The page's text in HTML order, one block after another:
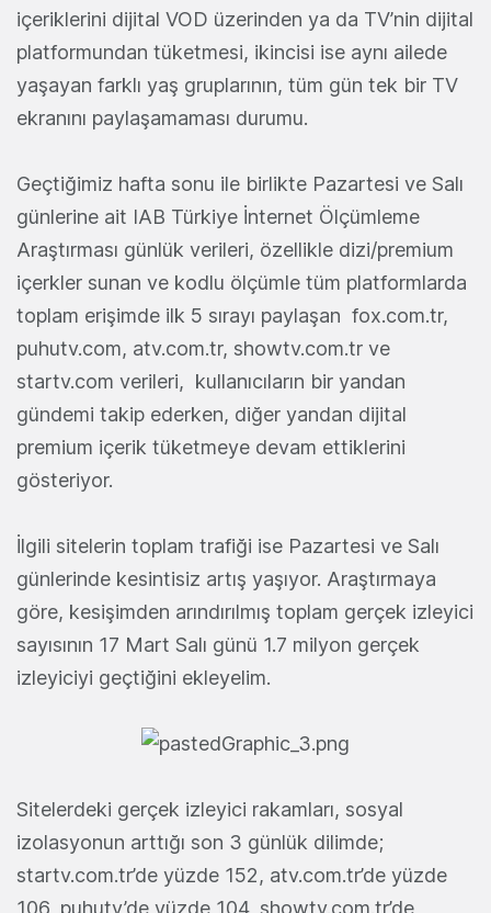
içeriklerini dijital VOD üzerinden ya da TV’nin dijital
platformundan tüketmesi, ikincisi ise aynı ailede
yaşayan farklı yaş gruplarının, tüm gün tek bir TV
ekranını paylaşamaması durumu.
Geçtiğimiz hafta sonu ile birlikte Pazartesi ve Salı
günlerine ait IAB Türkiye İnternet Ölçümleme
Araştırması günlük verileri, özellikle dizi/premium
içerkler sunan ve kodlu ölçümle tüm platformlarda
toplam erişimde ilk 5 sırayı paylaşan fox.com.tr,
puhutv.com, atv.com.tr, showtv.com.tr ve
startv.com verileri, kullanıcıların bir yandan
gündemi takip ederken, diğer yandan dijital
premium içerik tüketmeye devam ettiklerini
gösteriyor.
İlgili sitelerin toplam trafiği ise Pazartesi ve Salı
günlerinde kesintisiz artış yaşıyor. Araştırmaya
göre, kesişimden arındırılmış toplam gerçek izleyici
sayısının 17 Mart Salı günü 1.7 milyon gerçek
izleyiciyi geçtiğini ekleyelim.
Sitelerdeki gerçek izleyici rakamları, sosyal
izolasyonun arttığı son 3 günlük dilimde;
startv.com.tr’de yüzde 152, atv.com.tr’de yüzde
106, puhutv’de yüzde 104, showtv.com.tr’de